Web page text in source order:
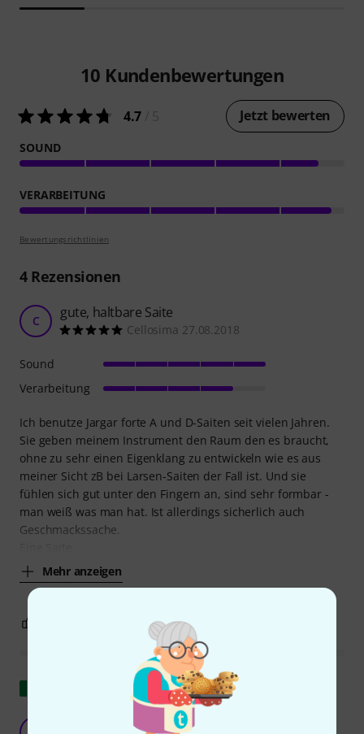
10 Kundenbewertungen
4.7 Jetzt bewerten
SOUND
VERARBEITUNG
Bewertungsrichtlinien
4Rezensionen
C gute, haltbare Saite
Cellosima 27.08.2018
Ich benutze Jargar forte A und D-Saiten seit vielen Jahren.
Sie geben meinem Instrument den Raum den es braucht,
ohne zu sehr einen Eigenklang zu entwickeln wie es aus
meiner Sicht zB bei Larsen-Saiten der Fall ist. Und sie
fühlen sich gut unter den Fingern an, sind sehr formbar -
man weiß was man hat. Ist allerdings sicherlich auch
Geschmackssache.
Mehr anzeigen
Sound
Verarbeitung
BEWERTUNG MELDEN
Original zeigen